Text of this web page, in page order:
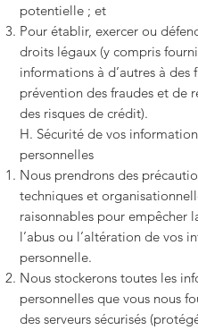
potentielle ; et
Pour établir, exercer ou
droits légaux (y compris
informations à d’autres à des
prévention des fraudes et de
des risques de crédit).
H. Sécurité de vos
personnelles
Nous prendrons des
techniques et
raisonnables pour empêcher
l’abus ou l’altération de vos
personnelle.
Nous stockerons toutes les
personnelles que vous nous
des serveurs sécurisés